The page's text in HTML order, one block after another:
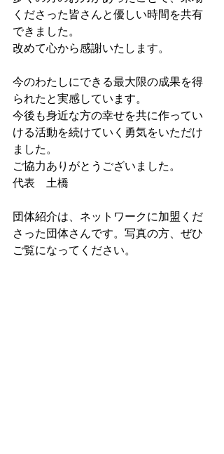
くださった皆さんと優しい時間を共有
できました。
改めて心から感謝いたします。
今のわたしにできる最大限の成果を得
られたと実感しています。
今後も身近な方の幸せを共に作ってい
ける活動を続けていく勇気をいただけ
ました。
ご協力ありがとうございました。
代表　土橋
団体紹介は、ネットワークに加盟くだ
さった団体さんです。写真の方、ぜひ
ご覧になってください。